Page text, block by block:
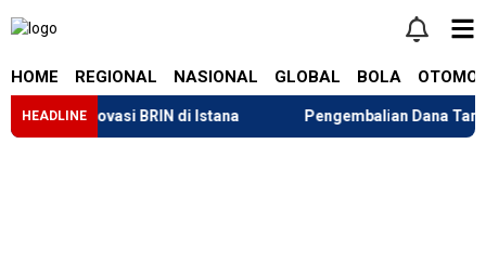
HOME REGIONAL NASIONAL GLOBAL BOLA
HEADLINE
Inovasi BRIN di Istana Pengembalian Dana Tarif